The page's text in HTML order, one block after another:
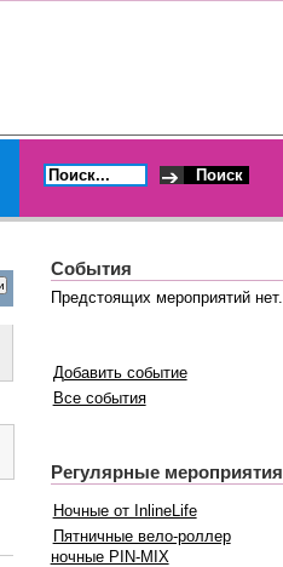
События
Предстоящих мероприятий нет.
Добавить событие
Все события
Регулярные мероприятия
Ночные от InlineLife
Пятничные вело-роллер
ночные PIN-MIX